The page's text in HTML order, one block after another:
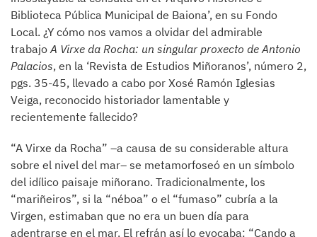
Biblioteca Pública Municipal de Baiona’, en su Fondo
Local. ¿Y cómo nos vamos a olvidar del admirable
trabajoA Virxe da Rocha: un singular proxecto de Antonio
Palacios, en la ‘Revista de Estudios Miñoranos’, número 2,
pgs. 35-45, llevado a cabo por Xosé Ramón Iglesias
Veiga, reconocido historiador lamentable y
recientemente fallecido?
“A Virxe da Rocha” –a causa de su considerable altura
sobre el nivel del mar– se metamorfoseó en un símbolo
del idílico paisaje miñorano. Tradicionalmente, los
“mariñeiros”, si la “néboa” o el “fumaso” cubría a la
Virgen, estimaban que no era un buen día para
adentrarse en el mar. El refrán así lo evocaba: “Cando a